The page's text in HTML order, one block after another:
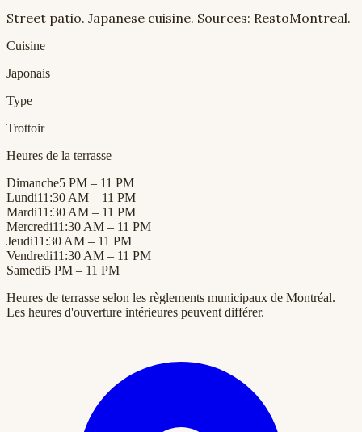
Street patio. Japanese cuisine. Sources: RestoMontreal.
Cuisine
Japonais
Type
Trottoir
Heures de la terrasse
Dimanche5 PM – 11 PM
Lundi11:30 AM – 11 PM
Mardi11:30 AM – 11 PM
Mercredi11:30 AM – 11 PM
Jeudi11:30 AM – 11 PM
Vendredi11:30 AM – 11 PM
Samedi5 PM – 11 PM
Heures de terrasse selon les règlements municipaux de Montréal.
Les heures d'ouverture intérieures peuvent différer.